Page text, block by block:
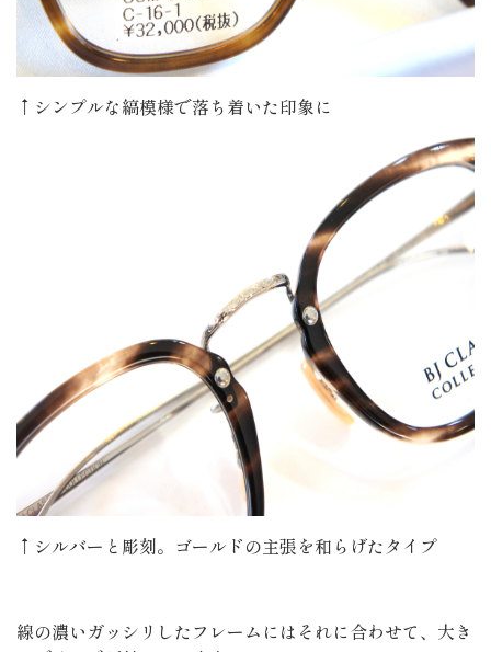
↑シンプルな縞模様で落ち着いた印象に
↑シルバーと彫刻。ゴールドの主張を和らげたタイプ
線の濃いガッシリしたフレームにはそれに合わせて、大き